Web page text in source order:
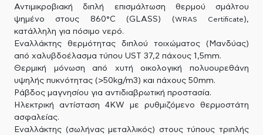
Αντιμικροβιακή διπλή επισμάλτωση θερμού σμάλτου
ψημένο στους 860°C (GLASS) (WRAS Certificate),
κατάλληλη για πόσιμο νερό.
Εναλλάκτης θερμότητας διπλού τοιχώματος (Μανδύας)
από χαλυβδοέλασμα τύπου UST 37,2 πάχους 1,5mm.
Θερμική μόνωση από χυτή οικολογική πολυουρεθάνη
υψηλής πυκνότητας (>50kg/m3) και πάχους 50mm.
Ράβδος μαγνησίου για αντιδιαβρωτική προστασία.
Ηλεκτρική αντίσταση 4KW με ρυθμιζόμενο θερμοστάτη
ασφαλείας.
Εναλλάκτης (σωλήνας μεταλλικός) στους τύπους τριπλής